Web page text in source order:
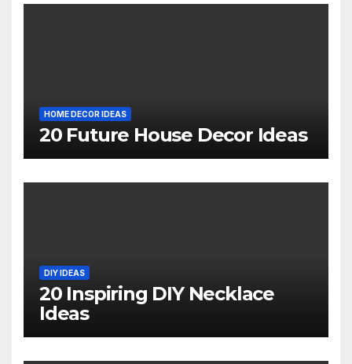
HOME DECOR IDEAS
20 Future House Decor Ideas
DIY IDEAS
20 Inspiring DIY Necklace
Ideas